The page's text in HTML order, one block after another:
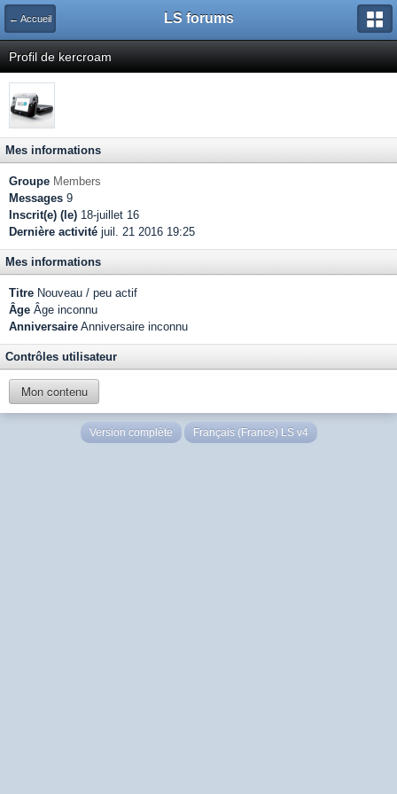
← Accueil LS forums
Profil de kercroam
Mes informations
Groupe Members
Messages 9
Inscrit(e) (le) 18-juillet 16
Dernière activité juil. 21 2016 19:25
Mes informations
Titre Nouveau / peu actif
Âge Âge inconnu
Anniversaire Anniversaire inconnu
Contrôles utilisateur
Mon contenu
Version complète Français (France) LS v4